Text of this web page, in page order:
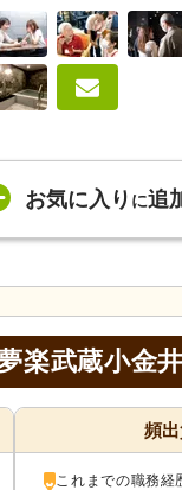
お気に入り に追
楽武蔵小金
頻
これまでの職務経